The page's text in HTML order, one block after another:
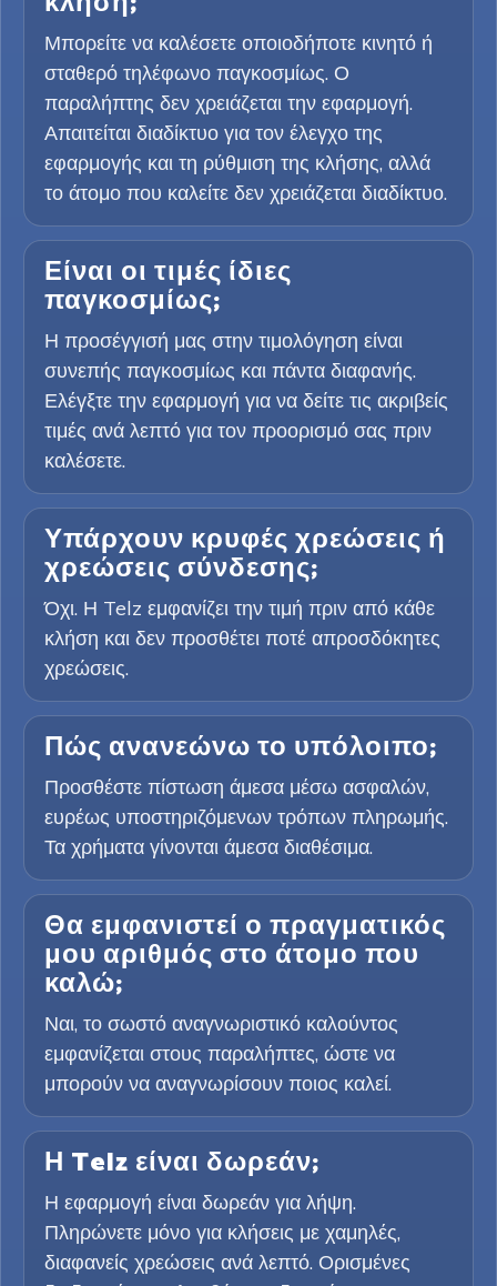
Μπορείτε να καλέσετε οποιοδήποτε κινητό ή
σταθερό τηλέφωνο παγκοσμίως. Ο
παραλήπτης δεν χρειάζεται την εφαρμογή.
Απαιτείται διαδίκτυο για τον έλεγχο της
εφαρμογής και τη ρύθμιση της κλήσης, αλλά
το άτομο που καλείτε δεν χρειάζεται διαδίκτυο.
Είναι οι τιμές ίδιες
παγκοσμίως;
Η προσέγγισή μας στην τιμολόγηση είναι
συνεπής παγκοσμίως και πάντα διαφανής.
Ελέγξτε την εφαρμογή για να δείτε τις ακριβείς
τιμές ανά λεπτό για τον προορισμό σας πριν
καλέσετε.
Υπάρχουν κρυφές χρεώσεις ή
χρεώσεις σύνδεσης;
Όχι. Η Telz εμφανίζει την τιμή πριν από κάθε
κλήση και δεν προσθέτει ποτέ απροσδόκητες
χρεώσεις.
Πώς ανανεώνω το υπόλοιπο;
Προσθέστε πίστωση άμεσα μέσω ασφαλών,
ευρέως υποστηριζόμενων τρόπων πληρωμής.
Τα χρήματα γίνονται άμεσα διαθέσιμα.
Θα εμφανιστεί ο πραγματικός
μου αριθμός στο άτομο που
καλώ;
Ναι, το σωστό αναγνωριστικό καλούντος
εμφανίζεται στους παραλήπτες, ώστε να
μπορούν να αναγνωρίσουν ποιος καλεί.
Η Telz είναι δωρεάν;
Η εφαρμογή είναι δωρεάν για λήψη.
Πληρώνετε μόνο για κλήσεις με χαμηλές,
διαφανείς χρεώσεις ανά λεπτό. Ορισμένες